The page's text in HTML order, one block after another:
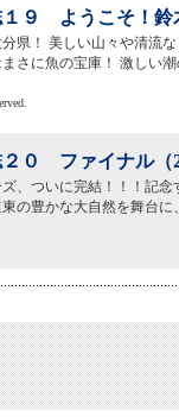
９ ようこそ！鈴
県！ 美しい山々や清流
さに魚の宝庫！ 激しい
０ ファイナル（
、ついに完結！！！記
の豊かな大自然を舞台